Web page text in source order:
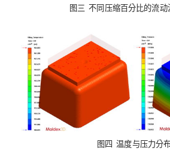
图三 不同压缩百分比的流动
图四 温度与压力分